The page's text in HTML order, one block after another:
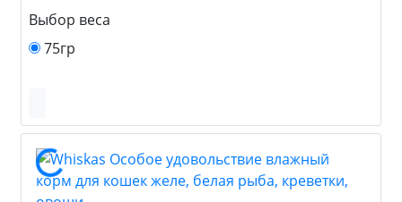
Выбор веса
75гр